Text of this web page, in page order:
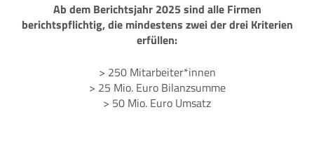
Ab dem Berichtsjahr 2025 sind alle Firmen
berichtspflichtig, die mindestens zwei der drei Kriterien
erfüllen:
> 250 Mitarbeiter*innen
> 25 Mio. Euro Bilanzsumme
> 50 Mio. Euro Umsatz